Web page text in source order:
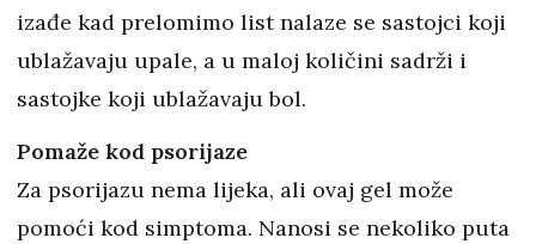
izađe kad prelomimo list nalaze se sastojci koji
ublažavaju upale, a u maloj količini sadrži i
sastojke koji ublažavaju bol.
Pomaže kod psorijaze
Za psorijazu nema lijeka, ali ovaj gel može
pomoći kod simptoma. Nanosi se nekoliko puta